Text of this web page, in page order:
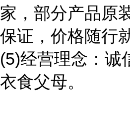
家，部分产品原
保证，价格随行
(5)经营理念：诚
衣食父母。